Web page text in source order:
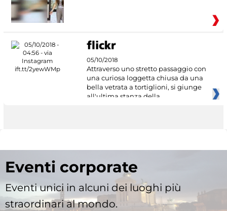
05/10/2018
Attraverso uno stretto passaggio con
una curiosa loggetta chiusa da una
bella vetrata a tortiglioni, si giunge
all'ultima stanza della
Eventi corporate
Eventi unici in alcuni dei luoghi più
straordinari al mondo.